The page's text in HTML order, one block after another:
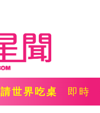
請世界吃桌 即時